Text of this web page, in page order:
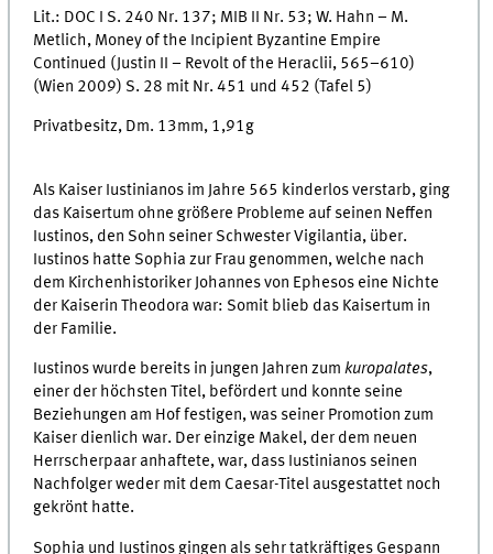
Lit.: DOC I S. 240 Nr. 137; MIB II Nr. 53; W. Hahn – M.
Metlich, Money of the Incipient Byzantine Empire
Continued (Justin II – Revolt of the Heraclii, 565–610)
(Wien 2009) S. 28 mit Nr. 451 und 452 (Tafel 5)
Privatbesitz, Dm. 13mm, 1,91g
Als Kaiser Iustinianos im Jahre 565 kinderlos verstarb, ging
das Kaisertum ohne größere Probleme auf seinen Neffen
Iustinos, den Sohn seiner Schwester Vigilantia, über.
Iustinos hatte Sophia zur Frau genommen, welche nach
dem Kirchenhistoriker Johannes von Ephesos eine Nichte
der Kaiserin Theodora war: Somit blieb das Kaisertum in
der Familie.
Iustinos wurde bereits in jungen Jahren zumkuropalates,
einer der höchsten Titel, befördert und konnte seine
Beziehungen am Hof festigen, was seiner Promotion zum
Kaiser dienlich war. Der einzige Makel, der dem neuen
Herrscherpaar anhaftete, war, dass Iustinianos seinen
Nachfolger weder mit dem Caesar-Titel ausgestattet noch
gekrönt hatte.
Sophia und Iustinos gingen als sehr tatkräftiges Gespann